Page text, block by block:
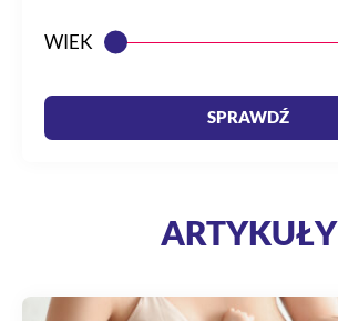
WIEK
SPRAWDŹ
ARTYKUŁY